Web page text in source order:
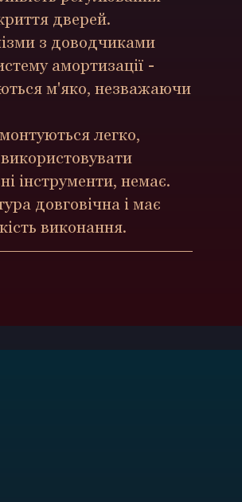
дверей.
з доводчиками
амортизації -
м'яко, незважаючи
легко,
інструменти, немає.
довговічна і має
виконання.